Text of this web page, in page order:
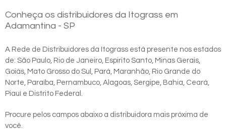
Conheça os distribuidores da Itograss em
Adamantina - SP
A Rede de Distribuidores da Itograss está presente nos estados
de: São Paulo, Rio de Janeiro, Espirito Santo, Minas Gerais,
Goiás, Mato Grosso do Sul, Pará, Maranhão, Rio Grande do
Norte, Paraíba, Pernambuco, Alagoas, Sergipe, Bahia, Ceará,
Piauí e Distrito Federal.
Procure pelos campos abaixo a distribuidora mais próxima de
você.